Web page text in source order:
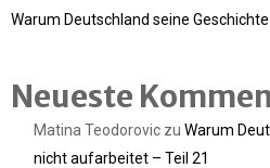
Warum Deutschland seine
Neueste
Matina Teodorovic zu Warum
nicht aufarbeitet – Teil 21